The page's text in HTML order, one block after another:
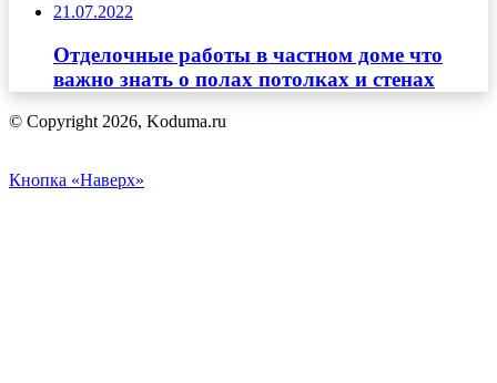
21.07.2022
Отделочные работы в частном доме что
важно знать о полах потолках и стенах
© Copyright 2026, Koduma.ru
Кнопка «Наверх»